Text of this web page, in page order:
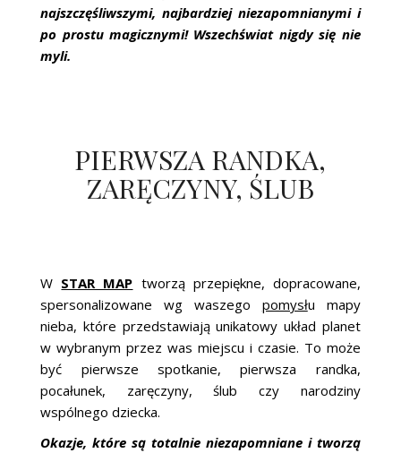
najszczęśliwszymi, najbardziej niezapomnianymi i
po prostu magicznymi! Wszechświat nigdy się nie
myli.
PIERWSZA RANDKA,
ZARĘCZYNY, ŚLUB
W STAR MAP tworzą przepiękne, dopracowane,
spersonalizowane wg waszego pomysłu mapy
nieba, które przedstawiają unikatowy układ planet
w wybranym przez was miejscu i czasie. To może
być pierwsze spotkanie, pierwsza randka,
pocałunek, zaręczyny, ślub czy narodziny
wspólnego dziecka.
Okazje, które są totalnie niezapomniane i tworzą